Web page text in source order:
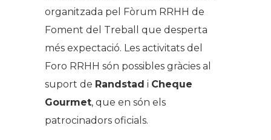
organitzada pel Fòrum RRHH de
Foment del Treball que desperta
més expectació. Les activitats del
Foro RRHH són possibles gràcies al
suport de Randstad i Cheque
Gourmet, que en són els
patrocinadors oficials.